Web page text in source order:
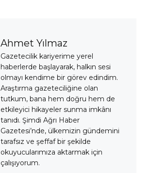
Ahmet Yılmaz
Gazetecilik kariyerime yerel
haberlerde başlayarak, halkın sesi
olmayı kendime bir görev edindim.
Araştırma gazeteciliğine olan
tutkum, bana hem doğru hem de
etkileyici hikayeler sunma imkânı
tanıdı. Şimdi Ağrı Haber
Gazetesi’nde, ülkemizin gündemini
tarafsız ve şeffaf bir şekilde
okuyucularımıza aktarmak için
çalışıyorum.